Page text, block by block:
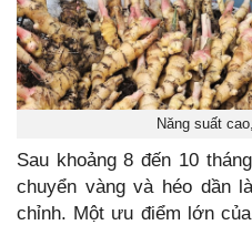
Năng suất
Sau khoảng 8 đến 10
chuyển vàng và héo dần
chỉnh. Một ưu điểm lớn